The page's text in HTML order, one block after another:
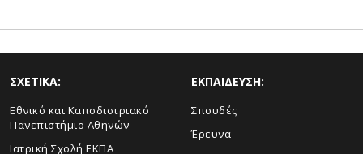
ΣΧΕΤΙΚΑ:
Εθνικό και Καποδιστριακό
Πανεπιστήμιο Αθηνών
Ιατρική Σχολή ΕΚΠΑ
ΕΚΠΑΙΔΕΥΣΗ:
Σπουδές
Έρευνα